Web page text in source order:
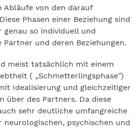
Abläufe von den darauf
Phasen einer Beziehung sind
genau so individuell und
Partner und deren Beziehungen.
meist tatsächlich mit einem
( „Schmetterlingsphase")
Idealisierung und gleichzeitiger
über des Partners. Da diese
sehr deutliche umfangreiche
neurologischen, psychischen und